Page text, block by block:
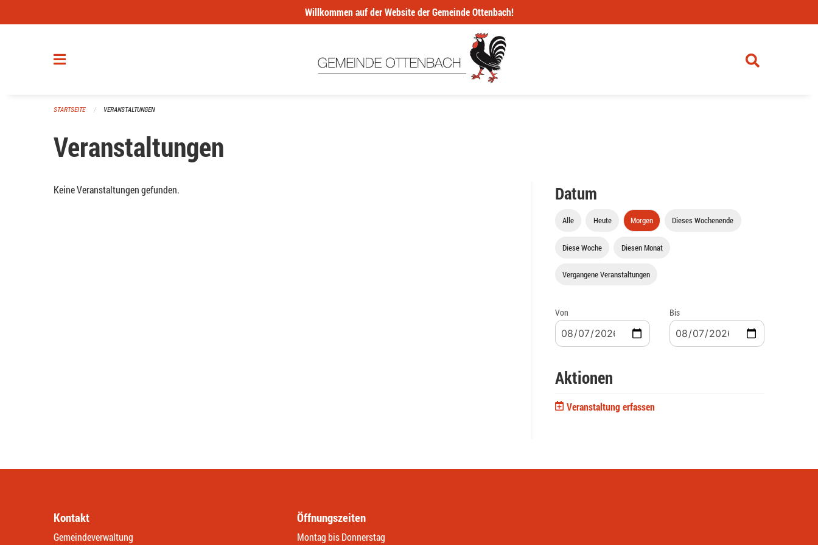
Willkommen auf der Website der Gemeinde Ottenbach!
STARTSEITE VERANSTALTUNGEN
Veranstaltungen
Keine Veranstaltungen gefunden. Datum
Alle Heute Morgen Dieses Wochenende
Diese Woche Diesen Monat
Vergangene Veranstaltungen
Von Bis
Aktionen
Veranstaltung erfassen
Kontakt
Gemeindeverwaltung
Öffnungszeiten
Montag bis Donnerstag